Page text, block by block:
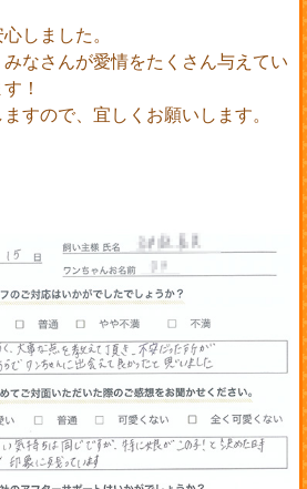
しました。
なさんが愛情をたくさん与えてい
！
すので、宜しくお願いします。